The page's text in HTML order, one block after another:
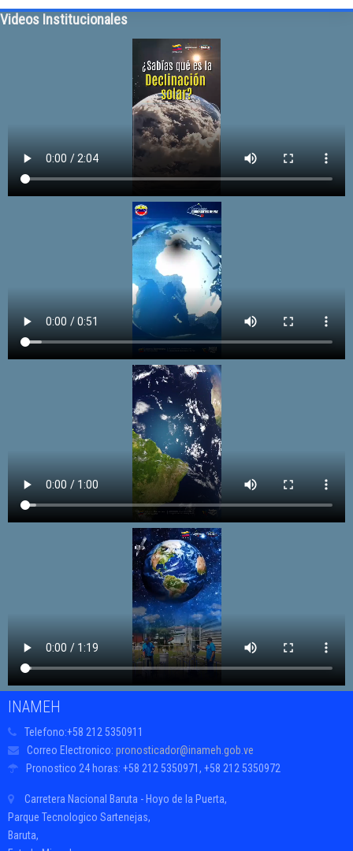
Videos Institucionales
INAMEH
Telefono:+58 212 5350911
Correo Electronico: pronosticador@inameh.gob.ve
Pronostico 24 horas: +58 212 5350971, +58 212 5350972
Carretera Nacional Baruta - Hoyo de la Puerta,
Parque Tecnologico Sartenejas,
Baruta,